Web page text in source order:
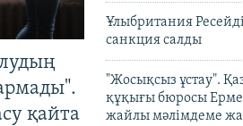
қайта
Ұлыбритания
санкция салды
"Жосықсыз ұстау".
құқығы бюросы
жайлы мәлімдеме